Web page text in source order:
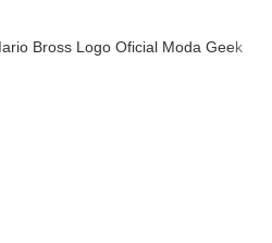
Bross Logo Oficial Moda Geek